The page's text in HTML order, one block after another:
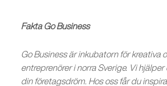
Fakta Go Business
Go Business är inkubatorn för kreativa
entreprenörer i norra Sverige. Vi
din företagsdröm. Hos oss får du